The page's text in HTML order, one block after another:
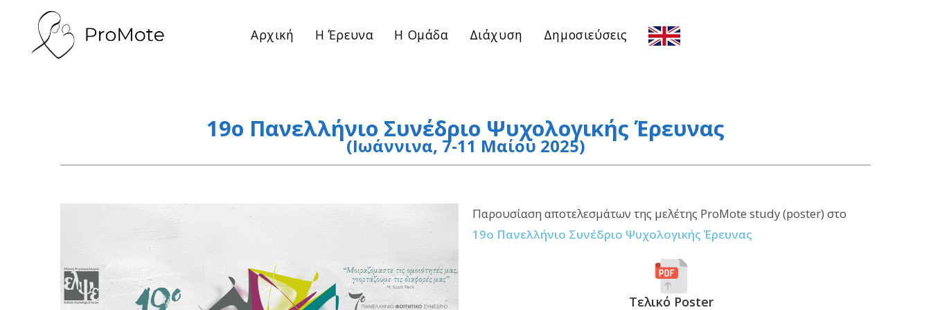
Αρχική Η Έρευνα Η Ομάδα Διάχυση Δημοσιεύσεις
19o Πανελλήνιο Συνέδριο Ψυχολογικής Έρευνας
(Ιωάννινα, 7-11 Μαίου 2025)
Παρουσίαση αποτελεσμάτων της μελέτης ProMote study (poster) στο
19ο Πανελλήνιο Συνέδριο Ψυχολογικής Έρευνας
Τελικό Poster